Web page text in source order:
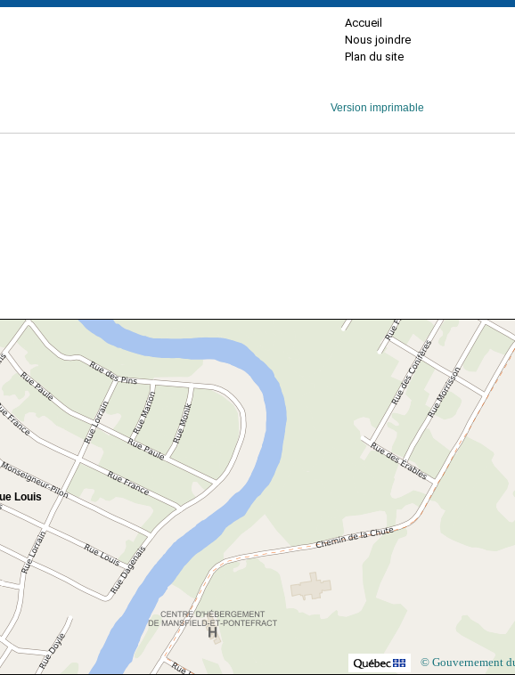
Accueil
Nous joindre
Plan du site
Version imprimable
Louis
© Gouvernement